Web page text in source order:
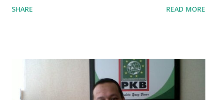
SMAN 8 Jalan Iskandar Muda Surabaya mengatakan, ada
Mujib menambahkan, akhirnya terpaksa ortu nya pinjam
uang tetangga 500 ribu, agar anaknya bisa ikut ujian.
"Kasihan dia sudah tidak punya ayah, ibunya saudara saya,
SHARE READ MORE